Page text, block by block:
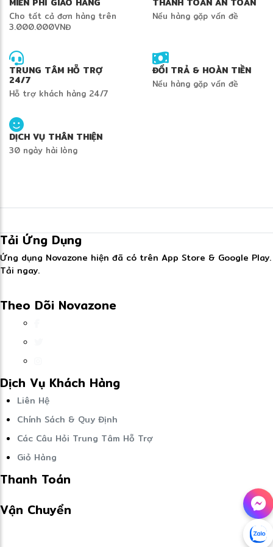
Cho tất cả đơn hàng trên
3.000.000VNĐ
Nếu hàng gặp vấn đề
TRUNG TÂM HỖ TRỢ
24/7
Hỗ trợ khách hàng 24/7
ĐỔI TRẢ & HOÀN TIỀN
Nếu hàng gặp vấn đề
DỊCH VỤ THÂN THIỆN
30 ngày hài lòng
Tải Ứng Dụng
Ứng dụng Novazone hiện đã có trên App Store & Google Play.
Tải ngay.
Theo Dõi Novazone
Dịch Vụ Khách Hàng
Liên Hệ
Chính Sách & Quy Định
Các Câu Hỏi Trung Tâm Hỗ Trợ
Giỏ Hàng
Thanh Toán
Vận Chuyển